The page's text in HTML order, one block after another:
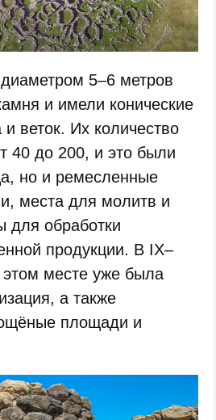
5–6 метров
и имели конические
веток. Их количество
40 до 200, и это были
но и ремесленные
места для молитв и
для обработки
продукции. В IX–
месте уже была
а также
площади и